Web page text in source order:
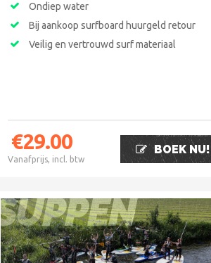
Ondiep water
Bij aankoop surfboard huurgeld retour
Veilig en vertrouwd surf materiaal
€29.00
Vanafprijs, incl. btw
BOEK NU!
SUPPEN